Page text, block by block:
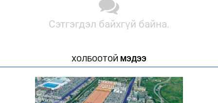
Сэтгэгдэл байхгүй байна.
ХОЛБООТОЙ МЭДЭЭ